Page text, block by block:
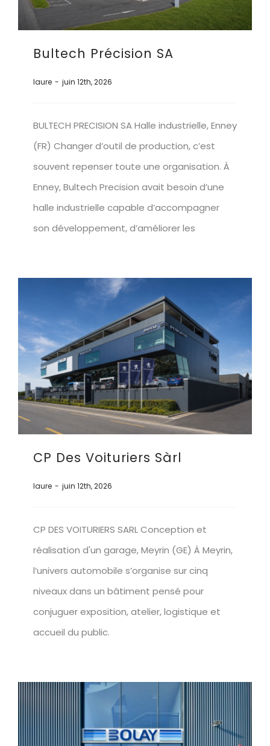
Bultech Précision SA
laure - juin 12th, 2026
BULTECH PRECISION SA Halle industrielle, Enney
(FR) Changer d’outil de production, c’est
souvent repenser toute une organisation. À
Enney, Bultech Precision avait besoin d’une
halle industrielle capable d’accompagner
son développement, d’améliorer les
CP Des Voituriers Sàrl
laure - juin 12th, 2026
CP DES VOITURIERS SARL Conception et
réalisation d'un garage, Meyrin (GE) À Meyrin,
l’univers automobile s’organise sur cinq
niveaux dans un bâtiment pensé pour
conjuguer exposition, atelier, logistique et
accueil du public.